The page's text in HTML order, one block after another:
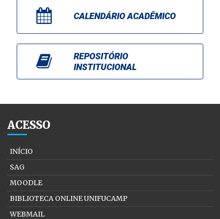
CALENDÁRIO ACADÊMICO
REPOSITÓRIO
INSTITUCIONAL
ACESSO
INÍCIO
SAG
MOODLE
BIBLIOTECA ONLINE UNIFUCAMP
WEBMAIL